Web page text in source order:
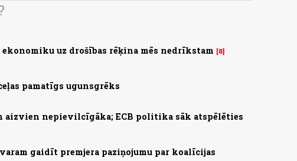
uz drošības rēķina mēs nedrīkstam 8
pamatīgs ugunsgrēks
aizvien nepievilcīgāka; ECB politika sāk atspēlēties
varam gaidīt premjera paziņojumu par koalīcijas